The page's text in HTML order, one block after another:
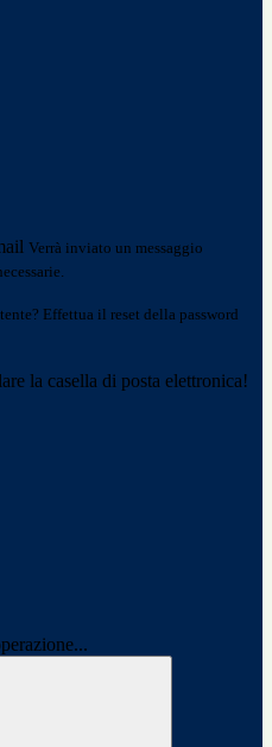
Verrà inviato un messaggio
Effettua il reset della password
la casella di posta elettronica!